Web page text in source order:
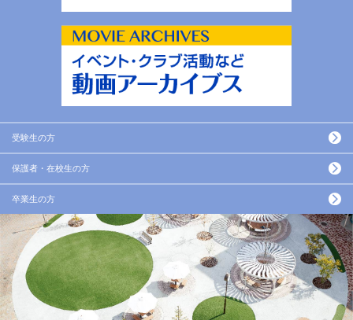
受験生の方
保護者・在校生の方
卒業生の方